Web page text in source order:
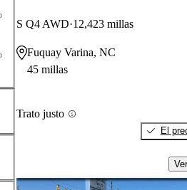
S Q4 AWD 12,423 millas
Fuquay Varina, NC
45 millas
Trato justo
El